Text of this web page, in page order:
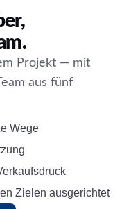
Projekt — mit
aus fünf
Wege
Zielen ausgerichtet